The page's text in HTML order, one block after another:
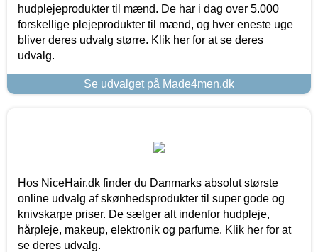
hudplejeprodukter til mænd. De har i dag over 5.000
forskellige plejeprodukter til mænd, og hver eneste uge
bliver deres udvalg større. Klik her for at se deres
udvalg.
Se udvalget på Made4men.dk
Hos NiceHair.dk finder du Danmarks absolut største
online udvalg af skønhedsprodukter til super gode og
knivskarpe priser. De sælger alt indenfor hudpleje,
hårpleje, makeup, elektronik og parfume. Klik her for at
se deres udvalg.